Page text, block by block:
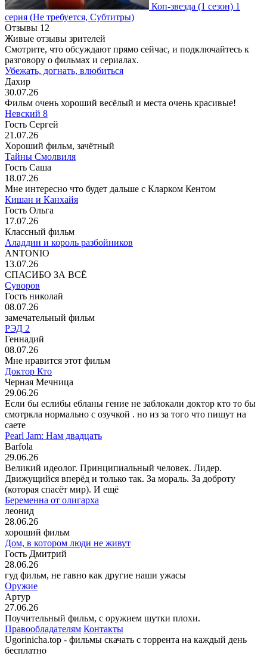
Коп-звезда (1 сезон) 1
серия (Не требуется, Субтитры)
Отзывы 12
Живые отзывы зрителей
Смотрите, что обсуждают прямо сейчас, и подключайтесь к
разговору о фильмах и сериалах.
Убежать, догнать, влюбиться
Дахир
30.07.26
Фильм очень хороший весёлый и места очень красивые!
Невский 8
Гость Сергей
21.07.26
Хороший фильм, зачётный
Тайны Смолвиля
Гость Саша
18.07.26
Мне интересно что будет дальше с Кларком Кентом
Кишан и Канхайя
Гость Ольга
17.07.26
Классный фильм
Аладдин и король разбойников
ANTONIO
13.07.26
СПАСИБО ЗА ВСЁ
Суворов
Гость николай
08.07.26
замечательный фильм
РЭД 2
Геннадий
08.07.26
Мне нравится этот фильм
Доктор Кто
Черная Мечница
29.06.26
Если бы еслибы ебланы гение не заблокали доктор кто то бы
смотркла нормально с озучкой . но из за того что пишут на
саете
Pearl Jam: Нам двадцать
Barfola
29.06.26
Великий идеолог. Принципиальный человек. Лидер.
Движущийся вперёд и только так. За мораль. За доброту
(которая спасёт мир). И ещё
Беременна от олигарха
леонид
28.06.26
хороший фильм
Дом, в котором люди не живут
Гость Дмитрий
28.06.26
гуд фильм, не гавно как другие наши ужасы
Оружие
Артур
27.06.26
Поучительный фильм, с оружием шутки плохи.
Правообладателям Контакты
Ugorinicha.top - фильмы скачать с торрента на каждый день
бесплатно